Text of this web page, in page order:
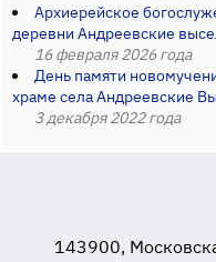
Архиерейское
деревни Андреевские
16 февраля 2026 года
День памяти
храме села Андреевские
3 декабря 2022 года
143900,